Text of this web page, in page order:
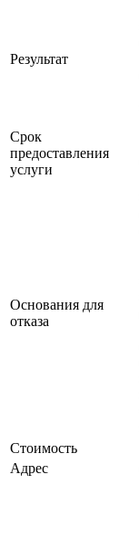
Результат
Срок
предоставления
услуги
Основания для
отказа
Стоимость
Адрес